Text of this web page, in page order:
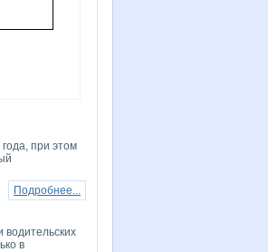
при этом
Подробнее...
водительских
в